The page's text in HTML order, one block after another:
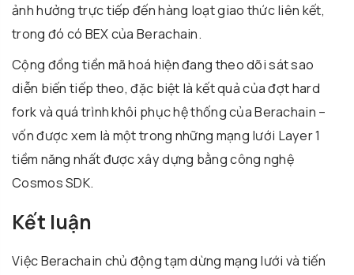
ảnh hưởng trực tiếp đến hàng loạt giao thức liên kết,
trong đó có BEX của Berachain.
Cộng đồng tiền mã hoá hiện đang theo dõi sát sao
diễn biến tiếp theo, đặc biệt là kết quả của đợt hard
fork và quá trình khôi phục hệ thống của Berachain –
vốn được xem là một trong những mạng lưới Layer 1
tiềm năng nhất được xây dựng bằng công nghệ
Cosmos SDK.
Kết luận
Việc Berachain chủ động tạm dừng mạng lưới và tiến